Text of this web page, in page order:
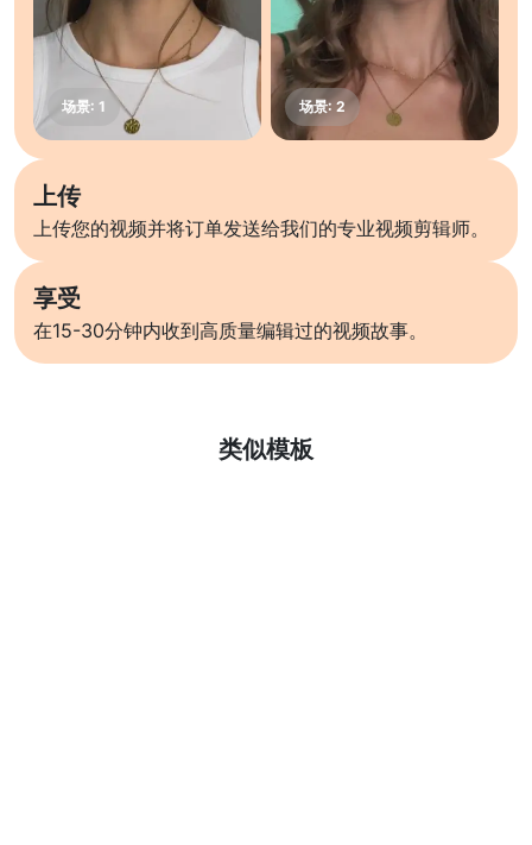
上传
上传您的视频并将订单发送给我们的专业视频剪辑师。
享受
在15-30分钟内收到高质量编辑过的视频故事。
类似模板
了解更多